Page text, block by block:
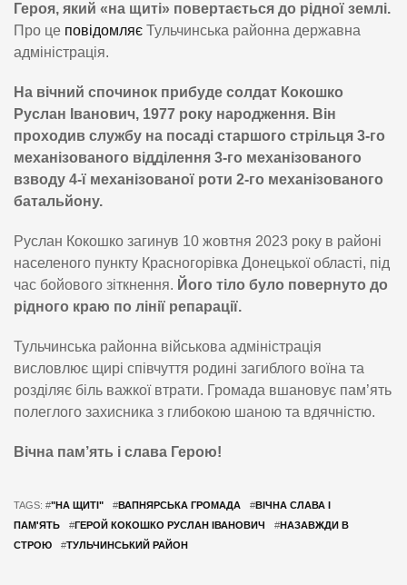
Героя, який «на щиті» повертається до рідної землі.
Про це повідомляє Тульчинська районна державна
адміністрація.
На вічний спочинок прибуде солдат Кокошко
Руслан Іванович, 1977 року народження. Він
проходив службу на посаді старшого стрільця 3-го
механізованого відділення 3-го механізованого
взводу 4-ї механізованої роти 2-го механізованого
батальйону.
Руслан Кокошко загинув 10 жовтня 2023 року в районі
населеного пункту Красногорівка Донецької області, під
час бойового зіткнення. Його тіло було повернуто до
рідного краю по лінії репарації.
Тульчинська районна військова адміністрація
висловлює щирі співчуття родині загиблого воїна та
розділяє біль важкої втрати. Громада вшановує пам’ять
полеглого захисника з глибокою шаною та вдячністю.
Вічна пам’ять і слава Герою!
TAGS: #"НА ЩИТІ" #ВАПНЯРСЬКА ГРОМАДА #ВІЧНА СЛАВА І
ПАМ'ЯТЬ
#ГЕРОЙ КОКОШКО РУСЛАН ІВАНОВИЧ #НАЗАВЖДИ В
СТРОЮ
#ТУЛЬЧИНСЬКИЙ РАЙОН